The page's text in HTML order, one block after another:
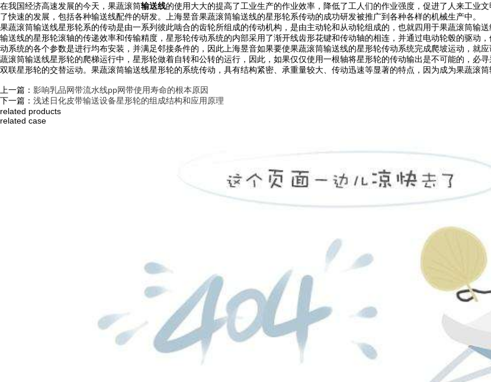
在我国经济高速发展的今天，果蔬滚筒输送线的使用大大的提高了工业生产的作业效率，降低了工人们的作业强度，促进了人来工业
了快速的发展，包括各种输送线配件的研发。上海昱音果蔬滚筒输送线的星形轮系传动的成功研发被推广到各种各样的机械生产中。
果蔬滚筒输送线星形轮系的传动是由一系列彼此啮合的齿轮所组成的传动机构，是由主动轮和从动轮组成的，也就四用于果蔬滚筒输
输送线的星形轮滚轴的传递效率和传输精度，星形轮传动系统的内部采用了渐开线齿形花键和传动轴的相连，并通过电动轮毂的驱动
动系统的各个参数是进行均布安装，并满足邻接条件的，因此上海昱音如果要使果蔬滚筒输送线的星形轮传动系统完成爬坡运动，就
蔬滚筒输送线星形轮的爬梯运行中，星形轮做着自转和公转的运行，因此，如果仅仅使用一根轴将星形轮的传动输出是不可能的，必
双联星形轮的交替运动。果蔬滚筒输送线星形轮的系统传动，具有结构紧密、承重量较大、传动迅速等显著的特点，因为成为果蔬滚
上一篇： 影响乳品网带流水线pp网带使用寿命的根本原因
下一篇： 浅述日化皮带输送设备星形轮的组成结构和应用原理
related products
related case